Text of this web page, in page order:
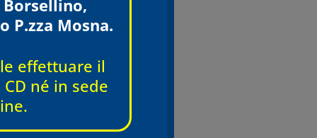
P.zza Mosna.
effettuare il
né in sede